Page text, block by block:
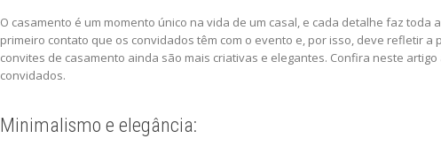
O casamento é um momento único na vida de um casal, e cada detalhe faz
primeiro contato que os convidados têm com o evento e, por isso, deve refletir
convites de casamento ainda são mais criativas e elegantes. Confira neste
convidados.
Minimalismo e elegância: